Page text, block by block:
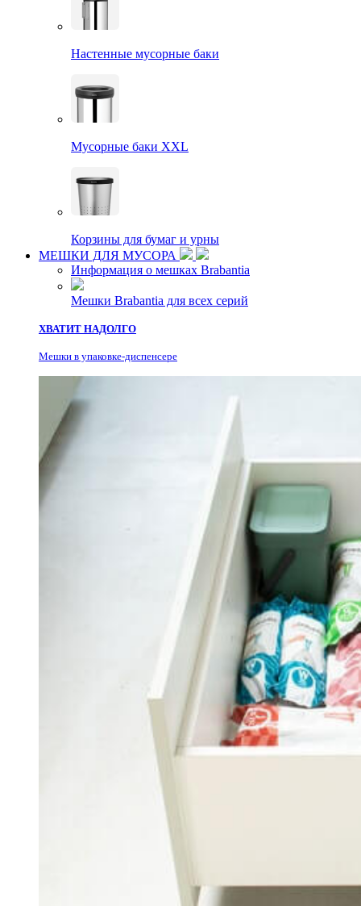
Настенные мусорные баки
Мусорные баки XXL
Корзины для бумаг и урны
МЕШКИ ДЛЯ МУСОРА
Информация о мешках Brabantia
Мешки Brabantia для всех серий
ХВАТИТ НАДОЛГО
Мешки в упаковке-диспенсере